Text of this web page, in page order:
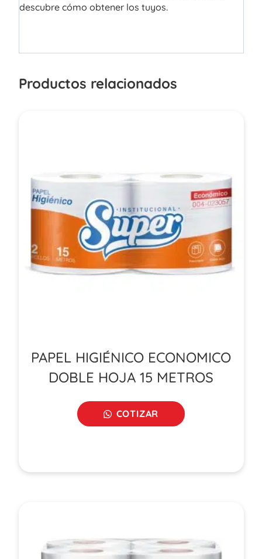
descubre cómo obtener los tuyos.
Productos relacionados
PAPEL HIGIÉNICO ECONOMICO
DOBLE HOJA 15 METROS
COTIZAR